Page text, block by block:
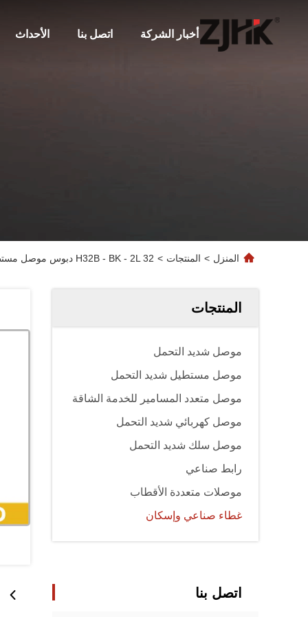
الأحداث اتصل بنا أخبار الشركة
المنزل > المنتجات > H32B - BK - 2L 32 دبوس موصل مستطيل شديد التحمل مع مبيت الحاجز 09300320301
المنتجات
موصل شديد التحمل
موصل مستطيل شديد التحمل
موصل متعدد المسامير للخدمة الشاقة
موصل كهربائي شديد التحمل
موصل سلك شديد التحمل
رابط صناعي
موصلات متعددة الأقطاب
غطاء صناعي وإسكان
اتصل بنا